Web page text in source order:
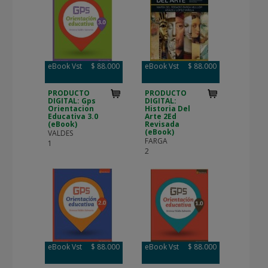
eBook Vst $ 88.000
PRODUCTO
DIGITAL: Gps
Orientacion
Educativa 3.0
(eBook)
VALDES
1
eBook Vst $ 88.000
PRODUCTO
DIGITAL:
Historia Del
Arte 2Ed
Revisada
(eBook)
FARGA
2
eBook Vst $ 88.000 eBook Vst $ 88.000